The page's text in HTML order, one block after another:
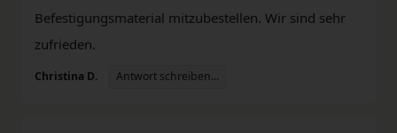
Befestigungsmaterial mitzubestellen. Wir sind sehr
zufrieden.
Christina D. Antwort schreiben...